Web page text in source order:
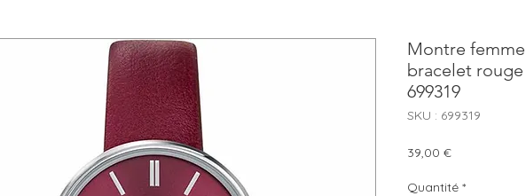
Montre
bracelet
699319
SKU : 699319
39,00 €Prix
Quantité *